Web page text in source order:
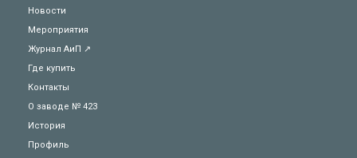
Новости
Мероприятия
Журнал АиП ↗
Где купить
Контакты
О заводе № 423
История
Профиль